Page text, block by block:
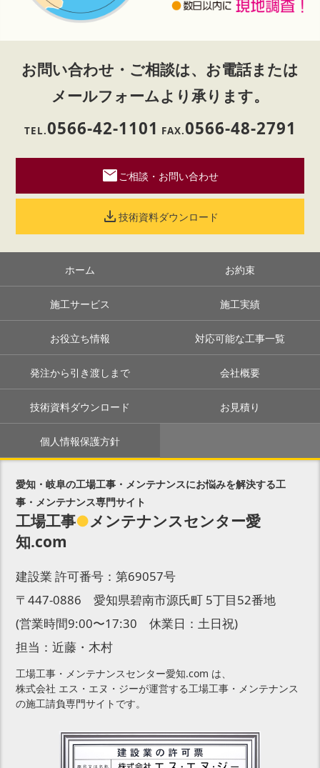
お問い合わせ・ご相談は、お電話または
メールフォームより承ります。
TEL.0566-42-1101 FAX.0566-48-2791
mail ご相談・お問い合わせ
download技術資料ダウンロード
ホーム お約束
施工サービス 施工実績
お役立ち情報 対応可能な工事一覧
発注から引き渡しまで 会社概要
技術資料ダウンロード お見積り
個人情報保護方針
愛知・岐阜の工場工事・メンテナンスにお悩みを解決する工
事・メンテナンス専門サイト
工場工事●メンテナンスセンター愛
知.com
建設業 許可番号：第69057号
〒447-0886 愛知県碧南市源氏町 5丁目52番地
(営業時間9:00〜17:30 休業日：土日祝)
担当：近藤・木村
工場工事・メンテナンスセンター愛知.com は、
株式会社 エス・エヌ・ジーが運営する工場工事・メンテナンス
の施工請負専門サイトです。